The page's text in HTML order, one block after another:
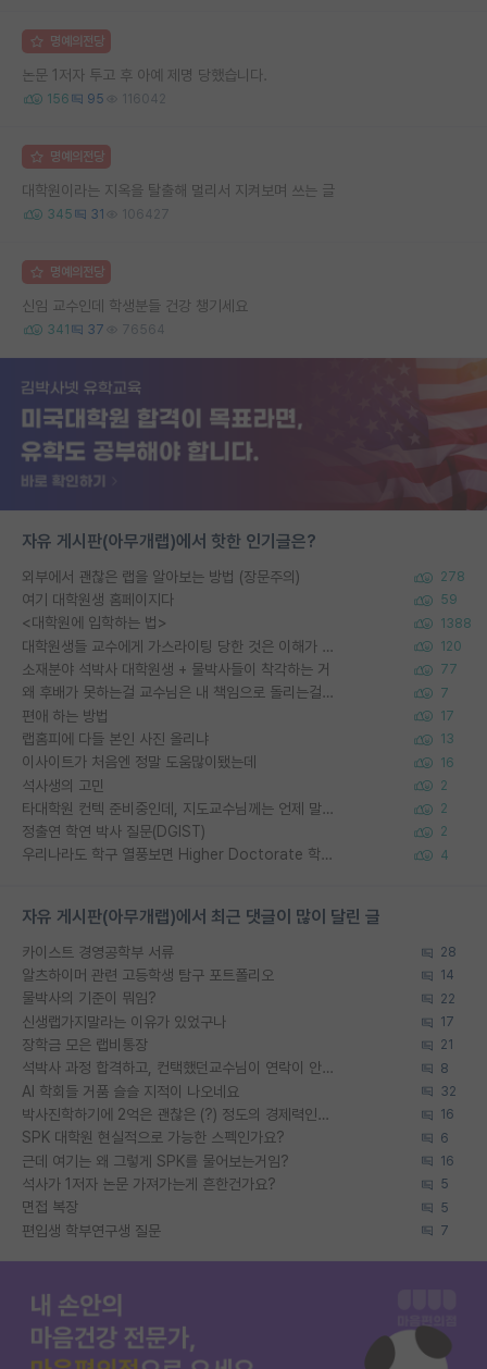
명예의전당
논문 1저자 투고 후 아예 제명 당했습니다.
156 95 116042
명예의전당
대학원이라는 지옥을 탈출해 멀리서 지켜보며 쓰는 글
345 31 106427
명예의전당
신임 교수인데 학생분들 건강 챙기세요
341 37 76564
자유 게시판(아무개랩)에서 핫한 인기글은?
외부에서 괜찮은 랩을 알아보는 방법 (장문주의) 278
여기 대학원생 홈페이지다 59
<대학원에 입학하는 법> 1388
대학원생들 교수에게 가스라이팅 당한 것은 이해가 갑니다. 안타깝네요. 120
소재분야 석박사 대학원생 + 물박사들이 착각하는 거 77
왜 후배가 못하는걸 교수님은 내 책임으로 돌리는걸까요? 7
편애 하는 방법 17
랩홈피에 다들 본인 사진 올리냐 13
이사이트가 처음엔 정말 도움많이됐는데 16
석사생의 고민 2
타대학원 컨텍 준비중인데, 지도교수님께는 언제 말씀드려야 할까요? 2
정출연 학연 박사 질문(DGIST) 2
우리나라도 학구 열풍보면 Higher Doctorate 학위가 필요하다고 봅니다. 4
자유 게시판(아무개랩)에서 최근 댓글이 많이 달린 글
카이스트 경영공학부 서류 28
알츠하이머 관련 고등학생 탐구 포트폴리오 14
물박사의 기준이 뭐임? 22
신생랩가지말라는 이유가 있었구나 17
장학금 모은 랩비통장 21
석박사 과정 합격하고, 컨택했던교수님이 연락이 안됩니다... 8
AI 학회들 거품 슬슬 지적이 나오네요 32
박사진학하기에 2억은 괜찮은 (?) 정도의 경제력인가요 16
SPK 대학원 현실적으로 가능한 스펙인가요? 6
근데 여기는 왜 그렇게 SPK를 물어보는거임? 16
석사가 1저자 논문 가져가는게 흔한건가요? 5
면접 복장 5
편입생 학부연구생 질문 7